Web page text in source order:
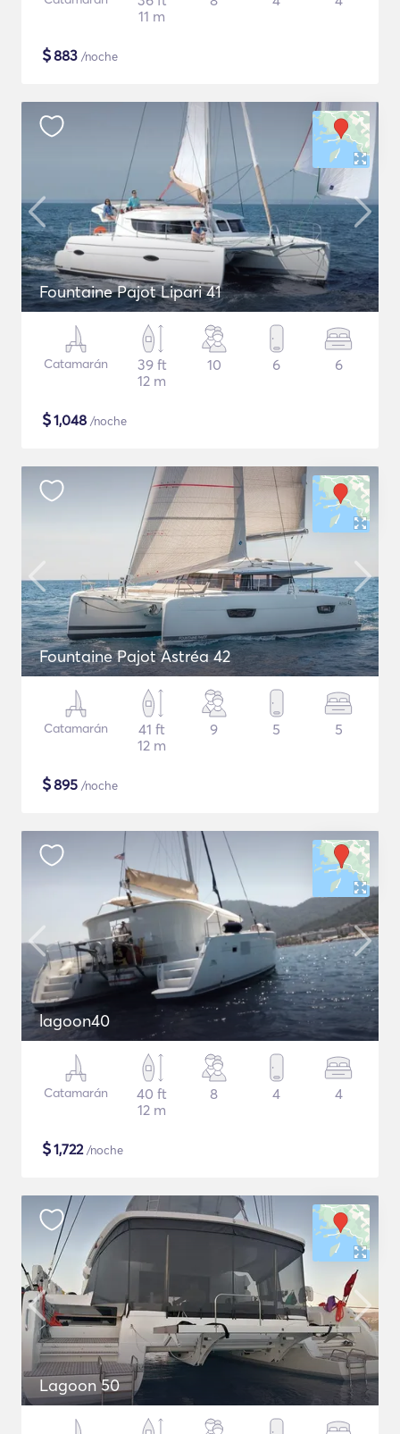
11 m
$883 /noche
Fountaine Pajot Lipari 41
Catamarán
39 ft
12 m
10 6 6
$1,048 /noche
Fountaine Pajot Astréa 42
Catamarán
41 ft
12 m
9 5 5
$895 /noche
lagoon40
Catamarán
40 ft
12 m
8 4 4
$1,722/noche
Lagoon 50